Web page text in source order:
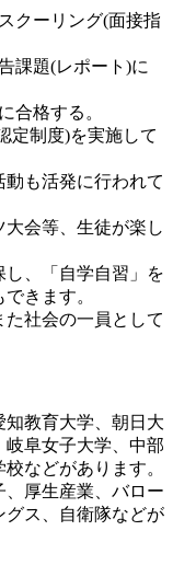
クーリング(面接指
課題(レポート)に
合格する。
定制度)を実施して
も活発に行われて
会等、生徒が楽し
、「自学自習」を
きます。
社会の一員として
教育大学、朝日大
阜女子大学、中部
などがあります。
厚生産業、バロー
グス、自衛隊などが